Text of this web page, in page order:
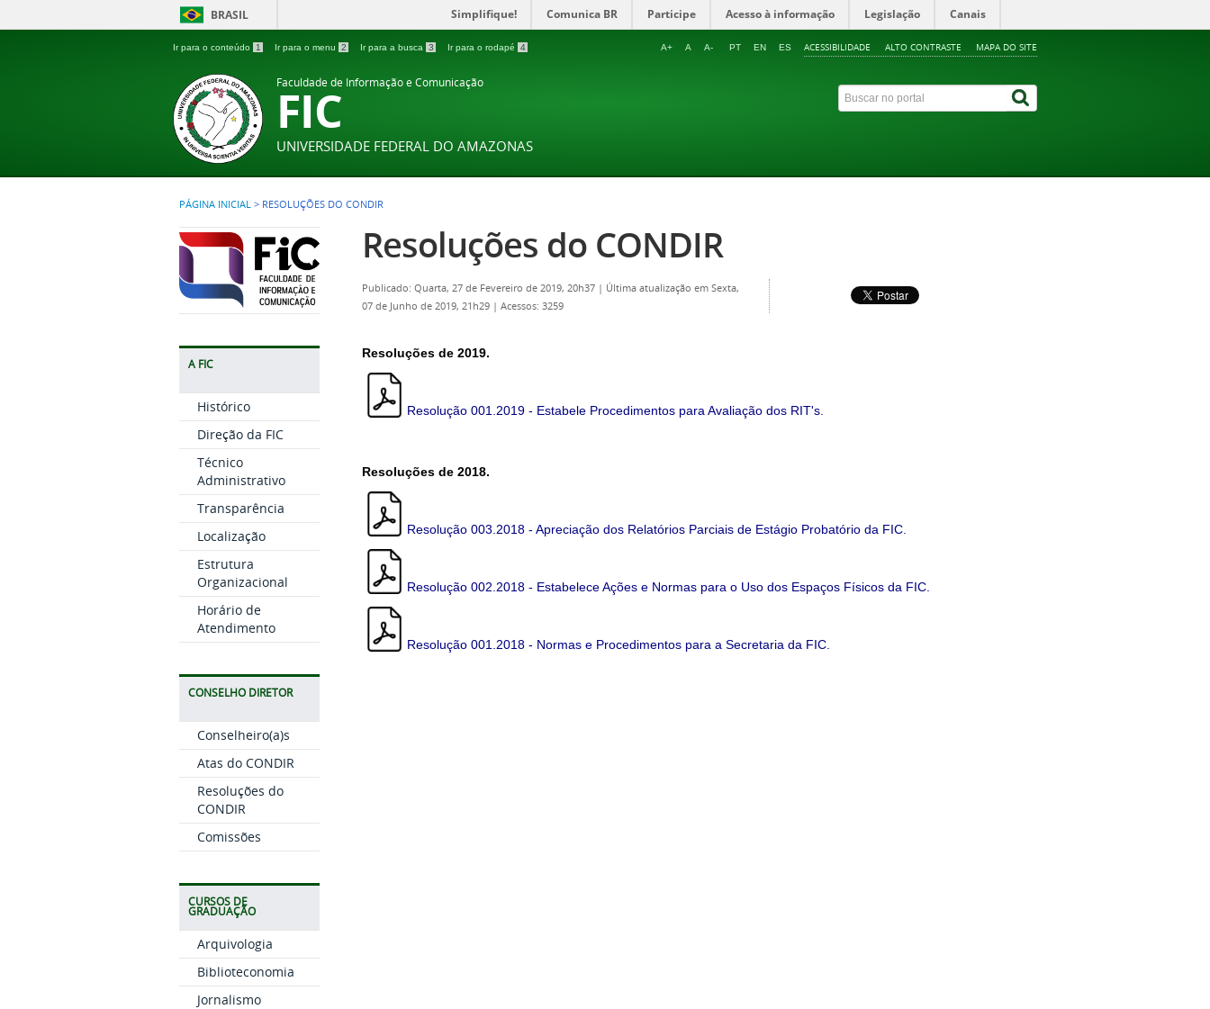
BRASIL Simplifique! Comunica BR Participe Acesso à informação Legislação Canais
Ir para o conteúdo 1 Ir para o menu 2 Ir para a busca 3 Ir para o rodapé 4 ACESSIBILIDADE ALTO CONTRASTE MAPA DO SITE
A+ A A- PT EN ES
Faculdade de Informação e Comunicação
FIC
UNIVERSIDADE FEDERAL DO AMAZONAS
PÁGINA INICIAL > RESOLUÇÕES DO CONDIR
A FIC
Histórico
Direção da FIC
Técnico
Administrativo
Transparência
Localização
Estrutura
Organizacional
Horário de
Atendimento
CONSELHO DIRETOR
Conselheiro(a)s
Atas do CONDIR
Resoluções do
CONDIR
Comissões
CURSOS DE
GRADUAÇÃO
Arquivologia
Biblioteconomia
Jornalismo
Resoluções do CONDIR
Publicado: Quarta, 27 de Fevereiro de 2019, 20h37 | Última atualização em Sexta,
07 de Junho de 2019, 21h29 | Acessos: 3259
Resoluções de 2019.
Resolução 001.2019 - Estabele Procedimentos para Avaliação dos RIT's.
Resoluções de 2018.
Resolução 003.2018 - Apreciação dos Relatórios Parciais de Estágio Probatório da FIC.
Resolução 002.2018 - Estabelece Ações e Normas para o Uso dos Espaços Físicos da FIC.
Resolução 001.2018 - Normas e Procedimentos para a Secretaria da FIC.